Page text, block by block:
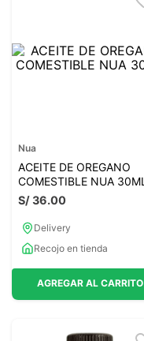
7.
glicinato magnesio
Nua
ACEITE DE OREGANO
COMESTIBLE NUA 30ML
S/36.00
Delivery
Recojo en tienda
AGREGAR AL CARRITO